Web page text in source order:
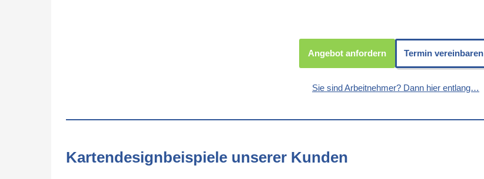
Angebot anfordern Termin vereinbaren
Sie sind Arbeitnehmer? Dann hier entlang…
Kartendesignbeispiele unserer Kunden